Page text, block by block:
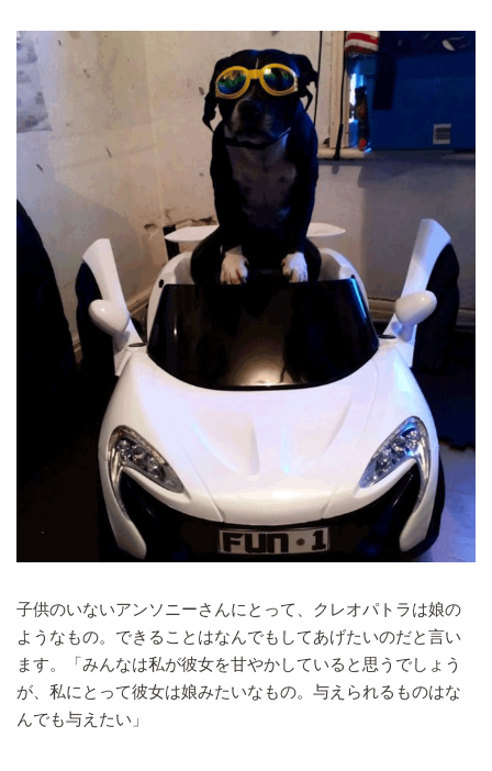
子供のいないアンソニーさんにとって、クレオパトラは娘の
ようなもの。できることはなんでもしてあげたいのだと言い
ます。「みんなは私が彼女を甘やかしていると思うでしょう
が、私にとって彼女は娘みたいなもの。与えられるものはな
んでも与えたい」